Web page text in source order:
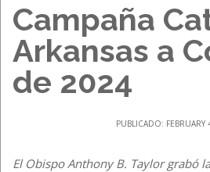
Campaña
Arkansas a
de 2024
PUBLICADO: FEBRUARY
El Obispo Anthony B. Taylor grabó